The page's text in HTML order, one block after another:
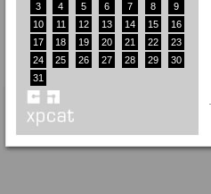
3
4 5 6 7 8
9
10
11 12 13 14 15
16
17
18 19 20 21 22
23
24
25 26 27 28 29
30
31